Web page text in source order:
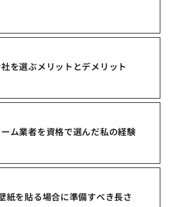
を選ぶメリットとデメリット
ム業者を資格で選んだ私の経験
紙を貼る場合に準備すべき長さ